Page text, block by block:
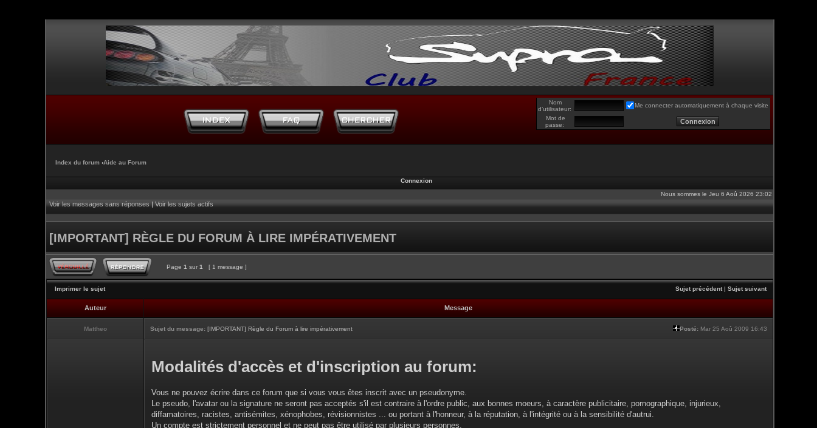
Nom
d’utilisateur:
Me connecter automatiquement à chaque visite
Mot de
passe:
Index du forum ‹Aide au Forum
Connexion
Nous sommes le Jeu 6 Aoû 2026 23:02
Voir les messages sans réponses|Voir les sujets actifs
[IMPORTANT] RÈGLE DU FORUM À LIRE IMPÉRATIVEMENT
Page 1 sur 1 [ 1 message ]
Imprimer le sujet Sujet précédent| Sujet suivant
Auteur Message
Mattheo Sujet du message: [IMPORTANT] Règle du Forum à lire impérativement Posté: Mar 25 Aoû 2009 16:43
Modalités d'accès et d'inscription au forum:
Vous ne pouvez écrire dans ce forum que si vous vous êtes inscrit avec un pseudonyme.
Le pseudo, l'avatar ou la signature ne seront pas acceptés s'il est contraire à l'ordre public, aux bonnes moeurs, à caractère publicitaire, pornographique, injurieux,
diffamatoires, racistes, antisémites, xénophobes, révisionnistes ... ou portant à l'honneur, à la réputation, à l'intégrité ou à la sensibilité d'autrui.
Un compte est strictement personnel et ne peut pas être utilisé par plusieurs personnes.